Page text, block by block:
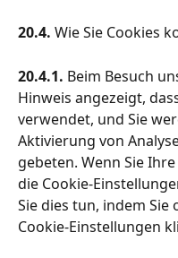
20.4. Wie Sie Cookies
20.4.1. Beim Besuch
Hinweis angezeigt,
verwendet, und Sie
Aktivierung von
gebeten. Wenn Sie
die Cookie-
Sie dies tun, indem
Cookie-Einstellungen